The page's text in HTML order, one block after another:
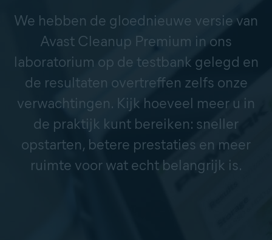
We hebben de gloednieuwe versie van
Avast Cleanup Premium in ons
laboratorium op de testbank gelegd en
de resultaten overtreffen zelfs onze
verwachtingen. Kijk hoeveel meer u in
de praktijk kunt bereiken: sneller
opstarten, betere prestaties en meer
ruimte voor wat echt belangrijk is.